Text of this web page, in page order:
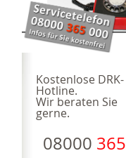
Kostenlose DRK-
Hotline.
Wir beraten Sie
gerne.
08000 365